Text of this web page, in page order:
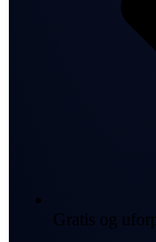
Gratis og